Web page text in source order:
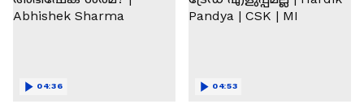
04:36 04:53